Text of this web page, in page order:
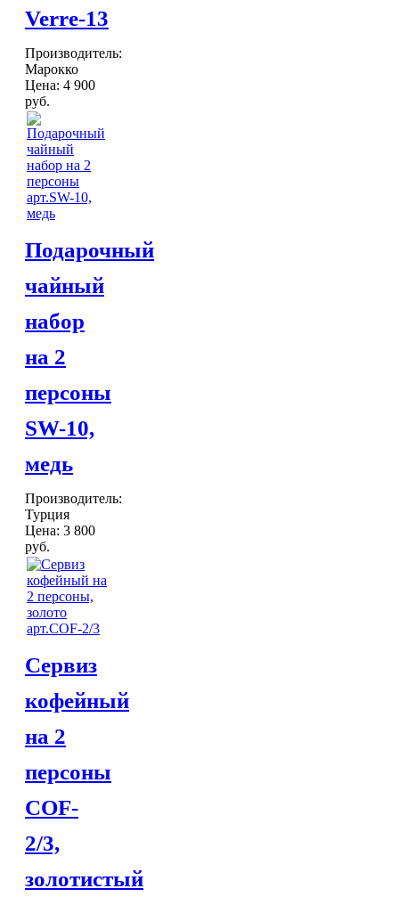
Verre-13
Производитель:
Марокко
Цена: 4 900
руб.
Подарочный
чайный
набор
на 2
персоны
SW-10,
медь
Производитель:
Турция
Цена: 3 800
руб.
Сервиз
кофейный
на 2
персоны
COF-
2/3,
золотистый